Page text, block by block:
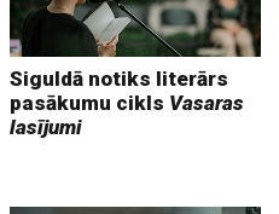
Siguldā notiks literārs
pasākumu cikls Vasaras
lasījumi